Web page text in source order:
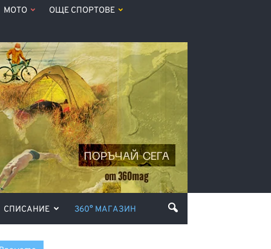
МОТО ОЩЕ СПОРТОВЕ
СПИСАНИЕ 360° МАГАЗИН